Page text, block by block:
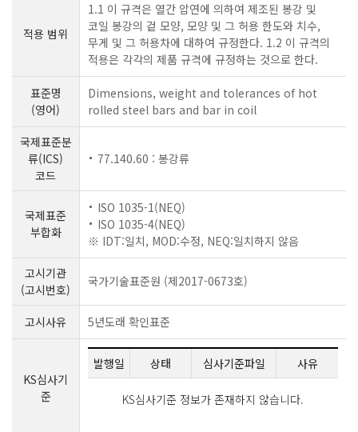
적용 범위
1.1 이 규격은 열간 압연에 의하여 제조된 봉강 및
코일 봉강의 겉 모양, 모양 및 그 허용 한도와 치수,
무게 및 그 허용차에 대하여 규정한다. 1.2 이 규격의
적용은 각각의 제품 규격에 규정하는 것으로 한다.
표준명
(영어)
Dimensions, weight and tolerances of hot
rolled steel bars and bar in coil
국제표준분
류(ICS)
코드
77.140.60 : 봉강류
국제표준
부합화
ISO 1035-1(NEQ)
ISO 1035-4(NEQ)
※ IDT:일치, MOD:수정, NEQ:일치하지 않음
고시기관
(고시번호)
국가기술표준원 (제2017-0673호)
고시사유 5년도래 확인표준
KS심사기
준
발행일 상태 심사기준파일 사유
KS심사기준 정보가 존재하지 않습니다.